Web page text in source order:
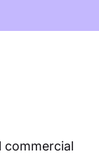
commercial